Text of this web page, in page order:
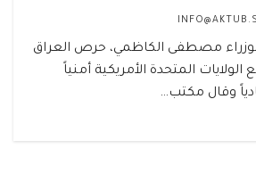
مصطفى الكاظمي، حرص العراق
المتحدة الأمريكية أمنياً
وقال مكتب…